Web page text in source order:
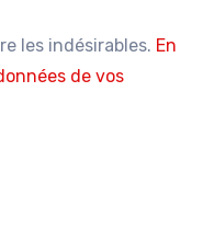
les indésirables. En
de vos